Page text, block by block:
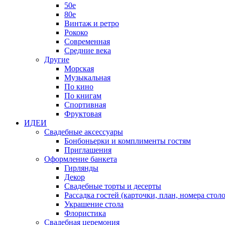
50е
80е
Винтаж и ретро
Рококо
Современная
Средние века
Другие
Морская
Музыкальная
По кино
По книгам
Спортивная
Фруктовая
ИДЕИ
Свадебные аксессуары
Бонбоньерки и комплименты гостям
Приглашения
Оформление банкета
Гирлянды
Декор
Свадебные торты и десерты
Рассадка гостей (карточки, план, номера
Украшение стола
Флористика
Свадебная церемония